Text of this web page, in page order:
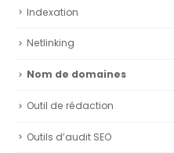
Indexation
Netlinking
Nom de domaines
Outil de rédaction
Outils d’audit SEO